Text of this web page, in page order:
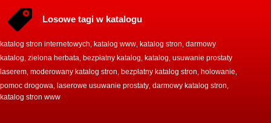
Losowe tagi w katalogu
katalog stron internetowych katalog www katalog stron darmowy
katalog zielona herbata bezpłatny katalog katalog usuwanie prostaty
laserem moderowany katalog stron bezpłatny katalog stron holowanie
pomoc drogowa laserowe usuwanie prostaty darmowy katalog stron
katalog stron www